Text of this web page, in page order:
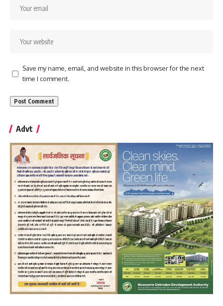
Save my name, email, and website in this browser for the next
time I comment.
Advt